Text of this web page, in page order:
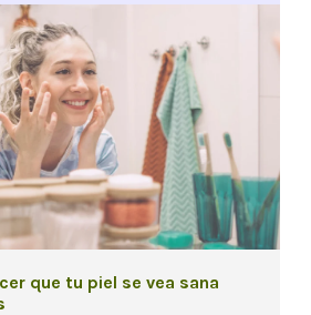
que tu piel se vea sana